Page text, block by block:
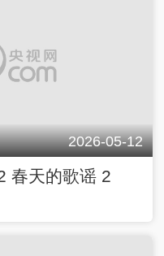
2026-05-12
春天的歌谣 2